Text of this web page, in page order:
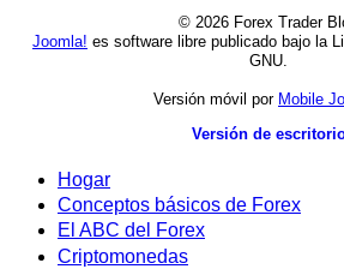
© 2026 Forex Trader
Joomla! es software libre publicado bajo la
GNU.
Versión móvil por Mobile
Versión de
Hogar
Conceptos básicos de Forex
El ABC del Forex
Criptomonedas